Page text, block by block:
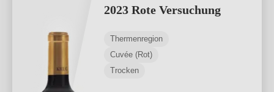
2023 Rote Versuchung
Thermenregion
Cuvée (Rot)
Trocken